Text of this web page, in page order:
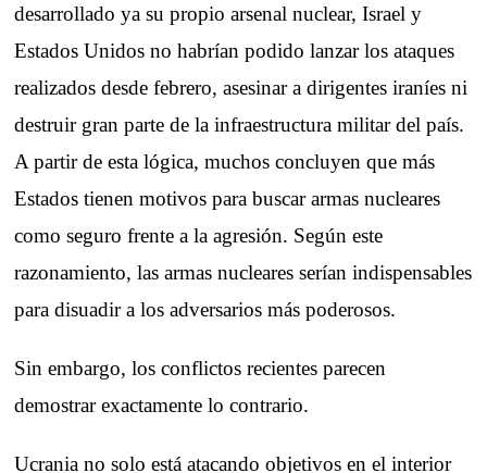
desarrollado ya su propio arsenal nuclear, Israel y
Estados Unidos no habrían podido lanzar los ataques
realizados desde febrero, asesinar a dirigentes iraníes ni
destruir gran parte de la infraestructura militar del país.
A partir de esta lógica, muchos concluyen que más
Estados tienen motivos para buscar armas nucleares
como seguro frente a la agresión. Según este
razonamiento, las armas nucleares serían indispensables
para disuadir a los adversarios más poderosos.
Sin embargo, los conflictos recientes parecen
demostrar exactamente lo contrario.
Ucrania no solo está atacando objetivos en el interior